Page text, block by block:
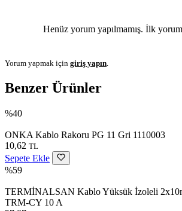
Henüz yorum yapılmamış. İlk
Yorum yapmak için giriş yapın
Benzer Ürünler
%40
ONKA Kablo Rakoru PG 11 Gri 1110003
10,62 TL
Sepete Ekle
%59
TERMİNALSAN Kablo Yüksük İzoleli
TRM-CY 10 A